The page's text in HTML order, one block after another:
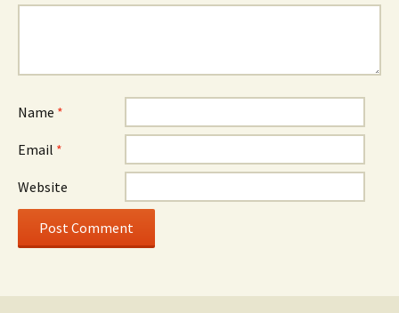
Name *
Email *
Website